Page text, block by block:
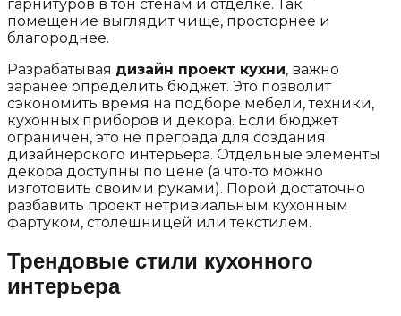
гарнитуров в тон стенам и отделке. Так
помещение выглядит чище, просторнее и
благороднее.
Разрабатывая дизайн проект кухни, важно
заранее определить бюджет. Это позволит
сэкономить время на подборе мебели, техники,
кухонных приборов и декора. Если бюджет
ограничен, это не преграда для создания
дизайнерского интерьера. Отдельные элементы
декора доступны по цене (а что-то можно
изготовить своими руками). Порой достаточно
разбавить проект нетривиальным кухонным
фартуком, столешницей или текстилем.
Трендовые стили кухонного
интерьера